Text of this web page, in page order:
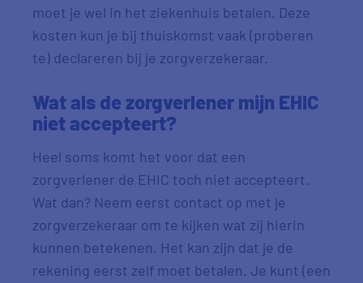
moet je wel in het ziekenhuis betalen. Deze
kosten kun je bij thuiskomst vaak (proberen
te) declareren bij je zorgverzekeraar.
Wat als de zorgverlener mijn EHIC
niet accepteert?
Heel soms komt het voor dat een
zorgverlener de EHIC toch niet accepteert.
Wat dan? Neem eerst contact op met je
zorgverzekeraar om te kijken wat zij hierin
kunnen betekenen. Het kan zijn dat je de
rekening eerst zelf moet betalen. Je kunt (een